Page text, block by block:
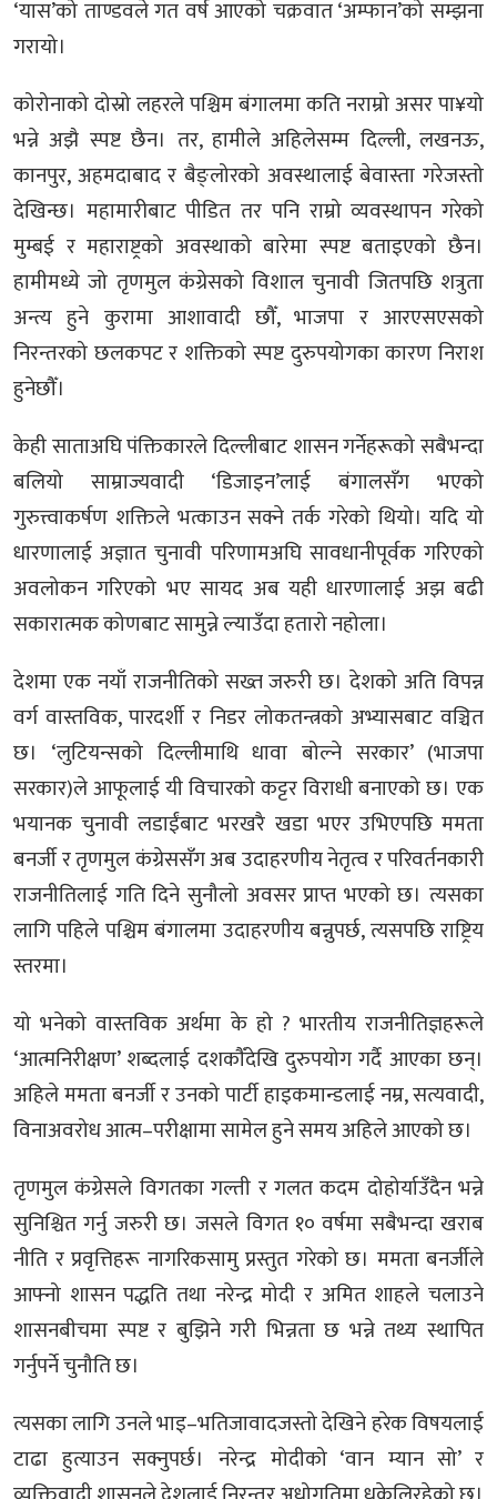
‘यास’को ताण्डवले गत वर्ष आएको चक्रवात ‘अम्फान’को सम्झना
गरायो।
कोरोनाको दोस्रो लहरले पश्चिम बंगालमा कति नराम्रो असर पा¥यो
भन्ने अझै स्पष्ट छैन। तर, हामीले अहिलेसम्म दिल्ली, लखनऊ,
कानपुर, अहमदाबाद र बैङ्लोरको अवस्थालाई बेवास्ता गरेजस्तो
देखिन्छ। महामारीबाट पीडित तर पनि राम्रो व्यवस्थापन गरेको
मुम्बई र महाराष्ट्रको अवस्थाको बारेमा स्पष्ट बताइएको छैन।
हामीमध्ये जो तृणमुल कंग्रेसको विशाल चुनावी जितपछि शत्रुता
अन्त्य हुने कुरामा आशावादी छौँ, भाजपा र आरएसएसको
निरन्तरको छलकपट र शक्तिको स्पष्ट दुरुपयोगका कारण निराश
हुनेछौँ।
केही साताअघि पंक्तिकारले दिल्लीबाट शासन गर्नेहरूको सबैभन्दा
बलियो साम्राज्यवादी ‘डिजाइन’लाई बंगालसँग भएको
गुरुत्त्वाकर्षण शक्तिले भत्काउन सक्ने तर्क गरेको थियो। यदि यो
धारणालाई अज्ञात चुनावी परिणामअघि सावधानीपूर्वक गरिएको
अवलोकन गरिएको भए सायद अब यही धारणालाई अझ बढी
सकारात्मक कोणबाट सामुन्ने ल्याउँदा हतारो नहोला।
देशमा एक नयाँ राजनीतिको सख्त जरुरी छ। देशको अति विपन्न
वर्ग वास्तविक, पारदर्शी र निडर लोकतन्त्रको अभ्यासबाट वञ्चित
छ। ‘लुटियन्सको दिल्लीमाथि धावा बोल्ने सरकार’ (भाजपा
सरकार)ले आफूलाई यी विचारको कट्टर विराधी बनाएको छ। एक
भयानक चुनावी लडाईंबाट भरखरै खडा भएर उभिएपछि ममता
बनर्जी र तृणमुल कंग्रेससँग अब उदाहरणीय नेतृत्व र परिवर्तनकारी
राजनीतिलाई गति दिने सुनौलो अवसर प्राप्त भएको छ। त्यसका
लागि पहिले पश्चिम बंगालमा उदाहरणीय बन्नुपर्छ, त्यसपछि राष्ट्रिय
स्तरमा।
यो भनेको वास्तविक अर्थमा के हो ? भारतीय राजनीतिज्ञहरूले
‘आत्मनिरीक्षण’ शब्दलाई दशकौँदेखि दुरुपयोग गर्दै आएका छन्।
अहिले ममता बनर्जी र उनको पार्टी हाइकमान्डलाई नम्र, सत्यवादी,
विनाअवरोध आत्म–परीक्षामा सामेल हुने समय अहिले आएको छ।
तृणमुल कंग्रेसले विगतका गल्ती र गलत कदम दोहोर्या‍उँदैन भन्ने
सुनिश्चित गर्नु जरुरी छ। जसले विगत १० वर्षमा सबैभन्दा खराब
नीति र प्रवृत्तिहरू नागरिकसामु प्रस्तुत गरेको छ। ममता बनर्जीले
आफ्नो शासन पद्धति तथा नरेन्द्र मोदी र अमित शाहले चलाउने
शासनबीचमा स्पष्ट र बुझिने गरी भिन्नता छ भन्ने तथ्य स्थापित
गर्नुपर्ने चुनौति छ।
त्यसका लागि उनले भाइ–भतिजावादजस्तो देखिने हरेक विषयलाई
टाढा हुत्याउन सक्नुपर्छ। नरेन्द्र मोदीको ‘वान म्यान सो’ र